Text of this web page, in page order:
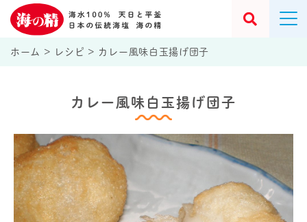
ホーム > レシピ > カレー風味白玉揚げ団子
カレー風味白玉揚げ団子